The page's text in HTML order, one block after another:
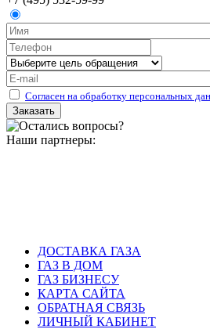
Согласен на обработку персональных
Наши партнеры:
ДОСТАВКА ГАЗА
ГАЗ В ДОМ
ГАЗ БИЗНЕСУ
КАРТА САЙТА
ОБРАТНАЯ СВЯЗЬ
ЛИЧНЫЙ КАБИНЕТ